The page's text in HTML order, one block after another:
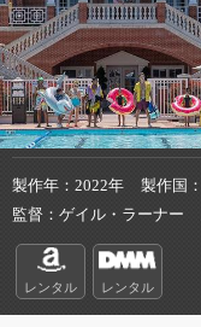
製作年 2022年 製作国
監督
ゲイル・ラーナー
レンタル レンタル